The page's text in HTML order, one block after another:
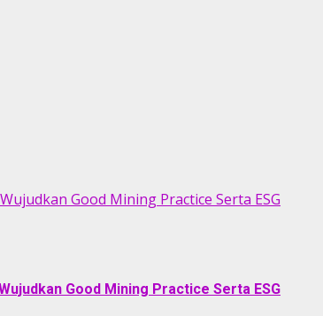
Good Mining Practice Serta ESG
Good Mining Practice Serta ESG